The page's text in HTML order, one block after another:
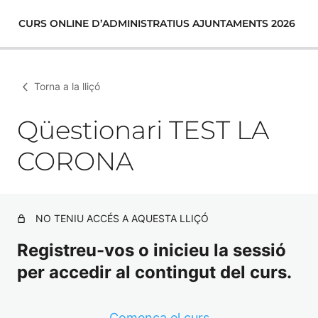
CURS ONLINE D’ADMINISTRATIUS AJUNTAMENTS 2026
Torna a la lliçó
Qüestionari TEST LA
CORONA
NO TENIU ACCÉS A AQUESTA LLIÇÓ
Registreu-vos o inicieu la sessió
per accedir al contingut del curs.